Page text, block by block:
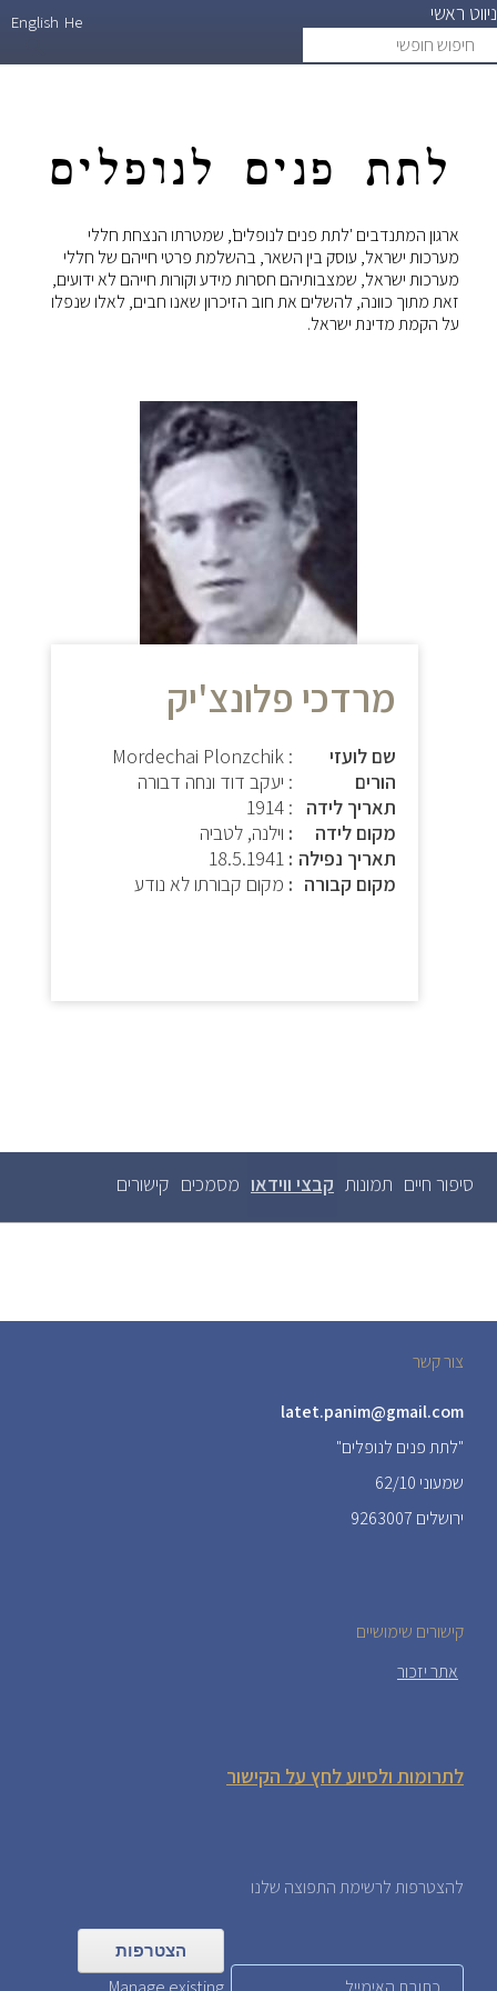
ניווט ראשי
חופשי
He
English
לתת פנים לנופלים
ארגון המתנדבים 'לתת פנים לנופלים', שמטרתו הנצחת חללי
מערכות ישראל, עוסק בין השאר, בהשלמת פרטי חייהם של חללי
מערכות ישראל, שמצבותיהם חסרות מידע וקורות חייהם לא ידועים,
זאת מתוך כוונה, להשלים את חוב הזיכרון שאנו חבים, לאלו שנפלו
על הקמת מדינת ישראל.
מרדכי פלונצ'יק
שם לועזי
: Mordechai Plonzchik
הורים
: יעקב דוד ונחה דבורה
תאריך לידה
: 1914
מקום לידה
וילנה, לטביה
תאריך נפילה
18.5.1941
מקום קבורה
מקום קבורתו לא נודע
לשוניות
ראשיות
סיפור חיים תמונות קבצי ווידאו (לשונית
מסמכים קישורים
צור קשר
latet.panim@gmail.com
"לתת פנים לנופלים"
שמעוני 62/10
ירושלים 9263007
קישורים שימושיים
אתר יזכור
לתרומות ולסיוע לחץ על הקישור
להצטרפות לרשימת התפוצה שלנו